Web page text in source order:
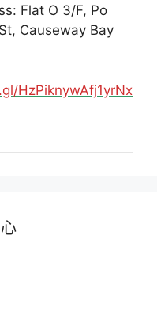
Flat O 3/F, Po
Causeway Bay
HzPiknywAfj1yrNx